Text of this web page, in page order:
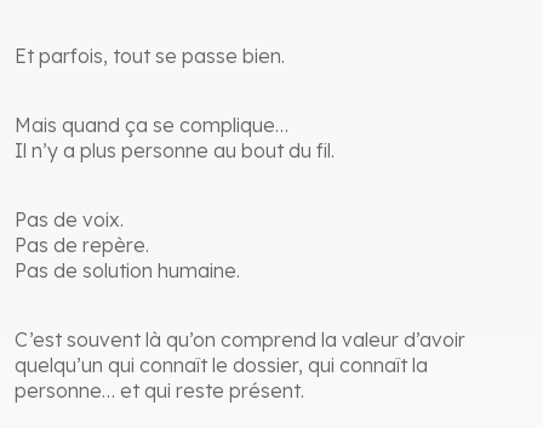
Et parfois, tout se passe bien.
Mais quand ça se complique…
Il n’y a plus personne au bout du fil.
Pas de voix.
Pas de repère.
Pas de solution humaine.
C’est souvent là qu’on comprend la valeur d’avoir
quelqu’un qui connaît le dossier, qui connaît la
personne… et qui reste présent.